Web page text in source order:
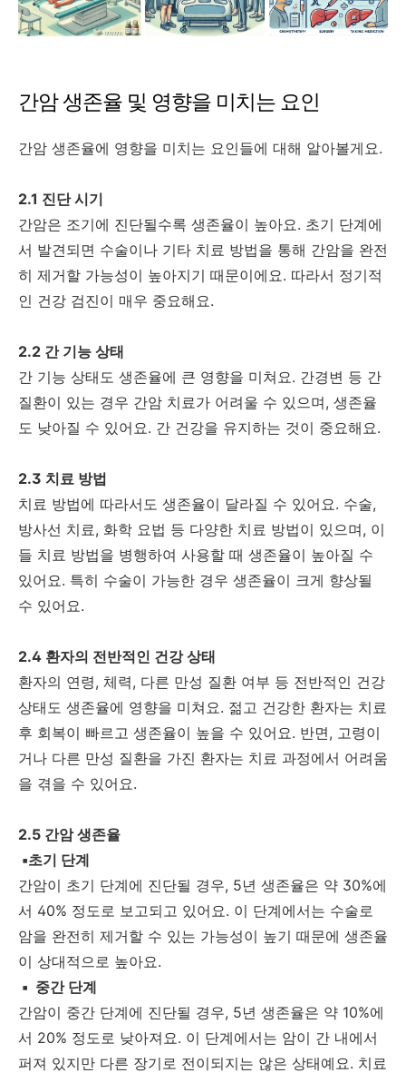
간암 생존율 및 영향을 미치는 요인
간암 생존율에 영향을 미치는 요인들에 대해 알아볼게요.
2.1 진단 시기
간암은 조기에 진단될수록 생존율이 높아요. 초기 단계에
서 발견되면 수술이나 기타 치료 방법을 통해 간암을 완전
히 제거할 가능성이 높아지기 때문이에요. 따라서 정기적
인 건강 검진이 매우 중요해요.
2.2 간 기능 상태
간 기능 상태도 생존율에 큰 영향을 미쳐요. 간경변 등 간
질환이 있는 경우 간암 치료가 어려울 수 있으며, 생존율
도 낮아질 수 있어요. 간 건강을 유지하는 것이 중요해요.
2.3 치료 방법
치료 방법에 따라서도 생존율이 달라질 수 있어요. 수술,
방사선 치료, 화학 요법 등 다양한 치료 방법이 있으며, 이
들 치료 방법을 병행하여 사용할 때 생존율이 높아질 수
있어요. 특히 수술이 가능한 경우 생존율이 크게 향상될
수 있어요.
2.4 환자의 전반적인 건강 상태
환자의 연령, 체력, 다른 만성 질환 여부 등 전반적인 건강
상태도 생존율에 영향을 미쳐요. 젊고 건강한 환자는 치료
후 회복이 빠르고 생존율이 높을 수 있어요. 반면, 고령이
거나 다른 만성 질환을 가진 환자는 치료 과정에서 어려움
을 겪을 수 있어요.
2.5 간암 생존율
▪초기 단계
간암이 초기 단계에 진단될 경우, 5년 생존율은 약 30%에
서 40% 정도로 보고되고 있어요. 이 단계에서는 수술로
암을 완전히 제거할 수 있는 가능성이 높기 때문에 생존율
이 상대적으로 높아요.
▪ 중간 단계
간암이 중간 단계에 진단될 경우, 5년 생존율은 약 10%에
서 20% 정도로 낮아져요. 이 단계에서는 암이 간 내에서
퍼져 있지만 다른 장기로 전이되지는 않은 상태예요. 치료